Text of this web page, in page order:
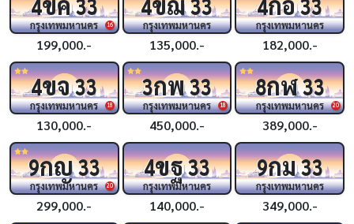
16
กรุงเทพมหานคร
199,000.-
กรุงเทพมหานคร
135,000.-
กรุงเทพมหานคร
182,000.-
18
4ขจ33
กรุงเทพมหานคร
130,000.-
18
3กพ33
กรุงเทพมหานคร
450,000.-
20
8กฬ33
กรุงเทพมหานคร
389,000.-
20
9กญ33
กรุงเทพมหานคร
299,000.-
4ขฐ33
กรุงเทพมหานคร
140,000.-
9กม33
กรุงเทพมหานคร
349,000.-